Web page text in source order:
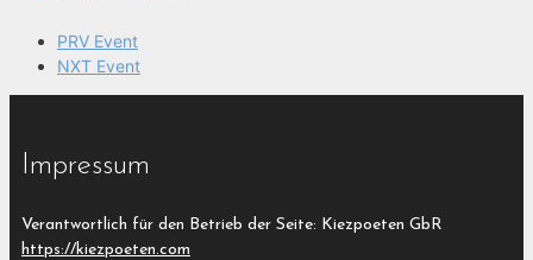
PRV Event
NXT Event
Impressum
Verantwortlich für den Betrieb der Seite: Kiezpoeten GbR
https://kiezpoeten.com